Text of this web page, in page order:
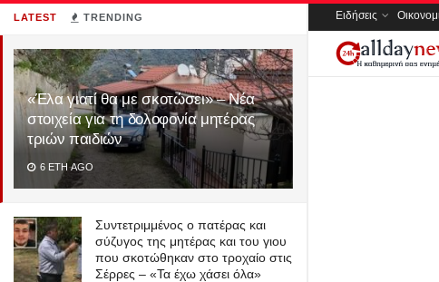
LATEST TRENDING
«Έλα γιατί θα με σκοτώσει» – Νέα
στοιχεία για τη δολοφονία μητέρας
τριών παιδιών
6 ΈΤΗ AGO
Συντετριμμένος ο πατέρας και
σύζυγος της μητέρας και του γιου
που σκοτώθηκαν στο τροχαίο στις
Σέρρες – «Τα έχω χάσει όλα»
Ειδήσεις